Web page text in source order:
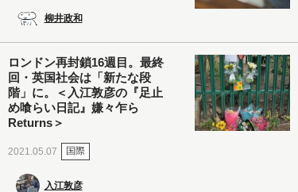
柳井政和
ロンドン再封鎖16週目。最終
回・英国社会は「新たな段
階」に。＜入江敦彦の『足止
め喰らい日記』嫌々乍ら
Returns＞
2021.05.07 国際
入江敦彦